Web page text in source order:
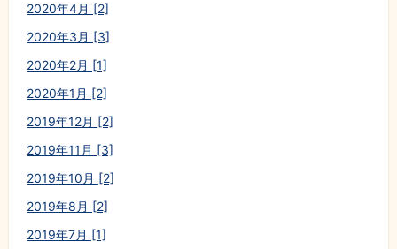
2020年4月 [2]
2020年3月 [3]
2020年2月 [1]
2020年1月 [2]
2019年12月 [2]
2019年11月 [3]
2019年10月 [2]
2019年8月 [2]
2019年7月 [1]